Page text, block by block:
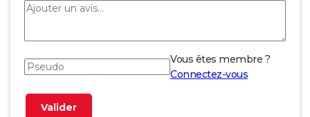
Vous êtes membre ?
Connectez-vous